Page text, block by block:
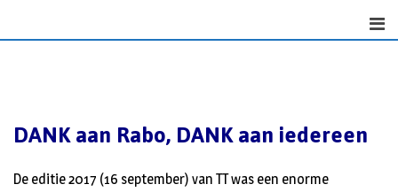
DANK aan Rabo, DANK aan iedereen
De editie 2017 (16 september) van TT was een enorme